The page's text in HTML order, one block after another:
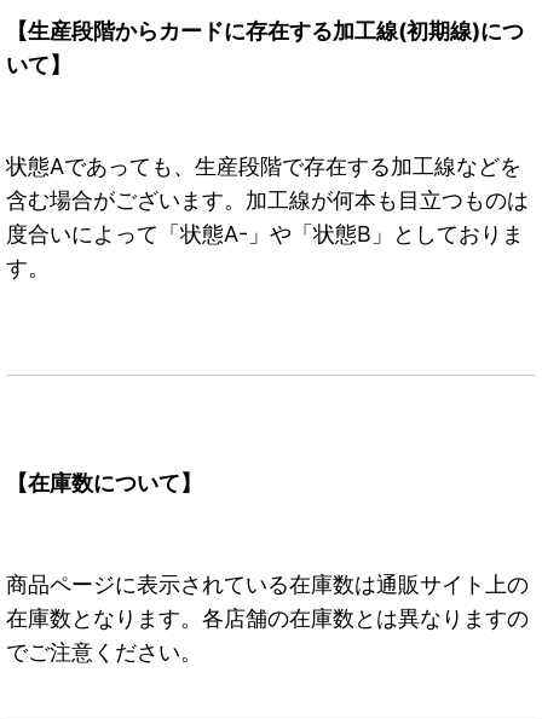
【生産段階からカードに存在する加工線(初期線)につ
いて】
状態Aであっても、生産段階で存在する加工線などを
含む場合がございます。加工線が何本も目立つものは
度合いによって「状態A-」や「状態B」としておりま
す。
【在庫数について】
商品ページに表示されている在庫数は通販サイト上の
在庫数となります。各店舗の在庫数とは異なりますの
でご注意ください。